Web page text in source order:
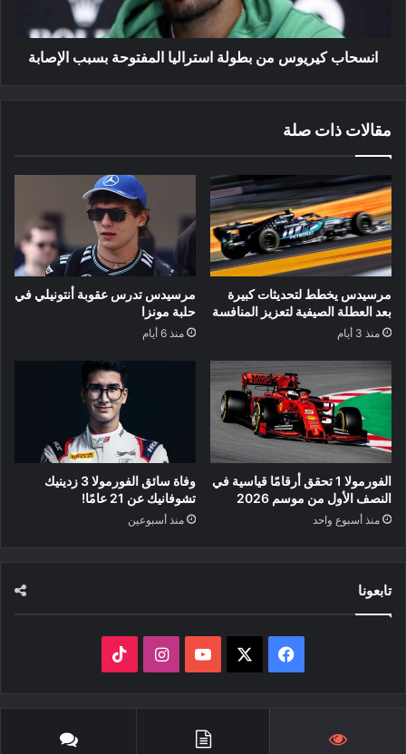
انسحاب كيريوس من بطولة استراليا المفتوحة بسبب الإصابة
مقالات ذات صلة
مرسيدس يخطط لتحديثات كبيرة
بعد العطلة الصيفية لتعزيز المنافسة
منذ 3 أيام
مرسيدس تدرس عقوبة أنتونيلي في
حلبة مونزا
منذ 6 أيام
الفورمولا 1 تحقق أرقامًا قياسية في
النصف الأول من موسم 2026
منذ أسبوع واحد
وفاة سائق الفورمولا 3 زدينيك
تشوفانيك عن 21 عامًا!
منذ أسبوعين
تابعونا
فيسبوك ‫YouTubeانستقرام